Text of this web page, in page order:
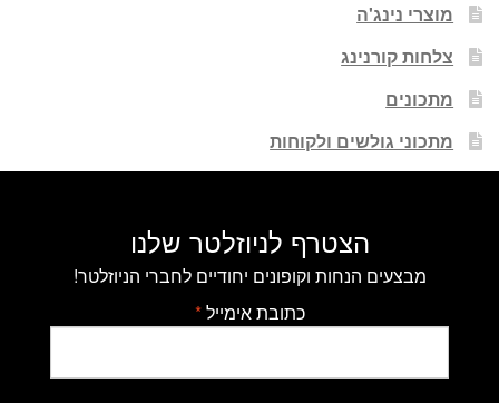
מוצרי נינג'ה
צלחות קורנינג
מתכונים
מתכוני גולשים ולקוחות
הצטרף לניוזלטר שלנו
מבצעים הנחות וקופונים יחודיים לחברי הניוזלטר!
כתובת אימייל*